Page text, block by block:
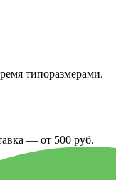
типоразмерами.
— от 500 руб.